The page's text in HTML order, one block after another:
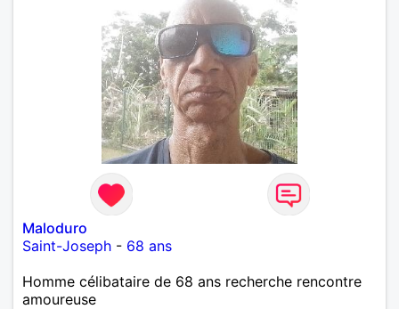
Maloduro
Saint-Joseph - 68 ans
Homme célibataire de 68 ans recherche rencontre
amoureuse